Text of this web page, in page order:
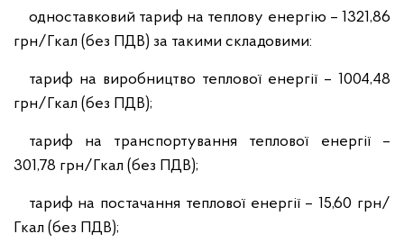
одноставковий тариф на теплову енергію – 1321,86
грн/Гкал (без ПДВ) за такими складовими:
тариф на виробництво теплової енергії – 1004,48
грн/Гкал (без ПДВ);
тариф на транспортування теплової енергії –
301,78 грн/Гкал (без ПДВ);
тариф на постачання теплової енергії – 15,60 грн/
Гкал (без ПДВ);